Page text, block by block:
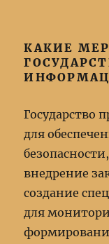
КАКИЕ
Государство
для
внедрение
создание
для